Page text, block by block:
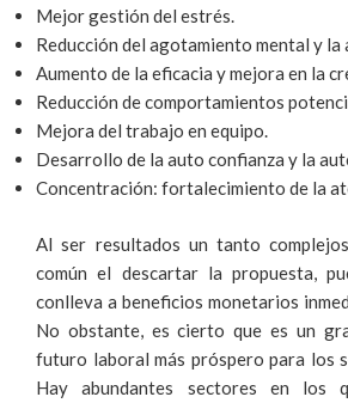
Mejor gestión del estrés.
Reducción del agotamiento mental y la
Aumento de la eficacia y mejora en la
Reducción de comportamientos
Mejora del trabajo en equipo.
Desarrollo de la auto confianza y la
Concentración: fortalecimiento de la
Al ser resultados un tanto
común el descartar la propuesta,
conlleva a beneficios monetarios
No obstante, es cierto que es un
futuro laboral más próspero para los
Hay abundantes sectores en los